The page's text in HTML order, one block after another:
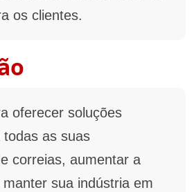
os clientes.
oferecer soluções
as suas
correias, aumentar a
sua indústria em